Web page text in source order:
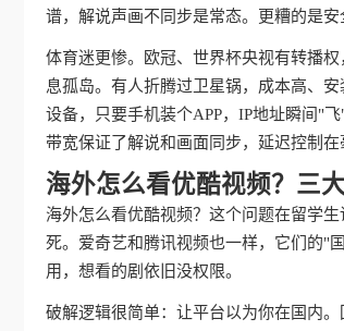
谱，解说声画不同步是常态。更糟的是
体育迷更惨。欧冠、世界杯央视有转播
息孤岛。有人折腾过卫星锅，成本高、
设备，只要手机装个APP，IP地址瞬间"
带宽保证了解说和画面同步，延迟控制在
海外怎么看优酷视频？三
海外怎么看优酷视频？这个问题在留学
死。爱奇艺和腾讯视频也一样，它们的"
用，想看的剧依旧没权限。
破解逻辑很简单：让平台以为你在国内